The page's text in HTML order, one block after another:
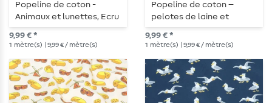
Popeline de coton -
Animaux et lunettes, Ecru
9,99 € *
1 mètre(s) | 9,99 € / mètre(s)
Popeline de coton –
pelotes de laine et
ciseaux turquoise clair
9,99 € *
1 mètre(s) | 9,99 € / mètre(s)